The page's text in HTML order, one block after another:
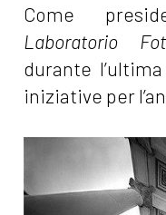
Come
Laboratorio
durante
iniziative per